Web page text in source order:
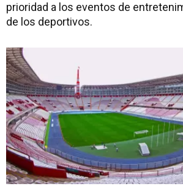
prioridad a los eventos de
de los deportivos.